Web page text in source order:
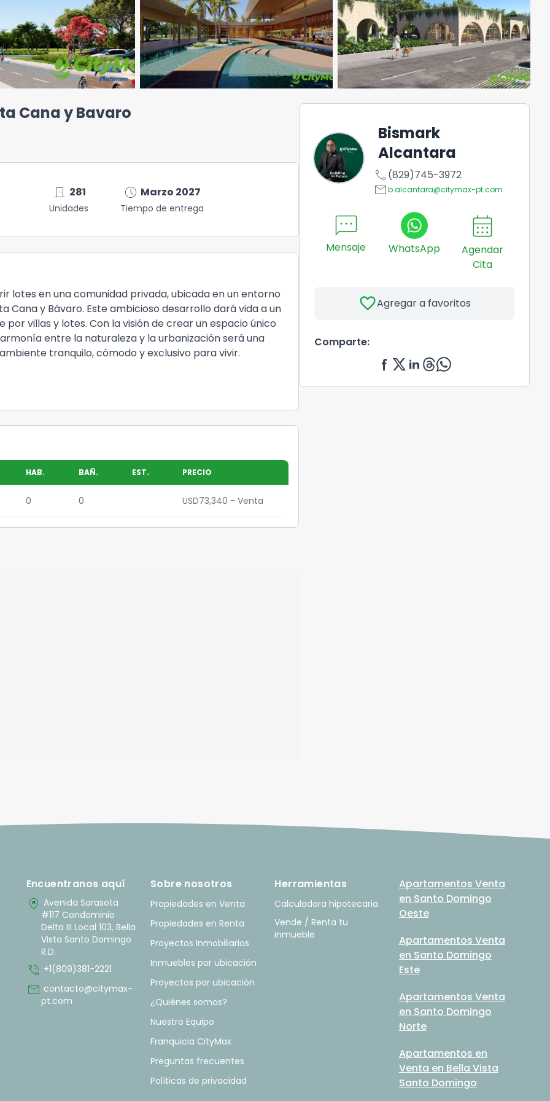
Cana y Bavaro
door_front 281
Unidades
schedule Marzo 2027
Tiempo de entrega
lotes en una comunidad privada, ubicada en un entorno
Canay Bávaro. Este ambicioso desarrollo dará vida a un
porvillas y lotes. Con la visión de crear un espacio único
entre la naturaleza y la urbanización será una
tranquilo, cómodo y exclusivo para vivir.
HAB. BAÑ. EST. PRECIO
0 0 USD73,340 - Venta
Bismark
Alcantara
call (829)745-3972
emailb.alcantara@citymax-pt.com
sms
Mensaje WhatsApp
calendar_month
Agendar
Cita
favoriteAgregar a favoritos
Comparte:
Encuentranos aquí
home_pin Avenida Sarasota
#117 Condominio
Delta III Local 103, Bella
Vista Santo Domingo
R.D.
phone_in_talk +1(809)381-2221
mail contacto@citymax-
pt.com
Sobre nosotros
Propiedades en Venta
Propiedades en Renta
Proyectos Inmobiliarios
Inmuebles por ubicación
Proyectos por ubicación
¿Quiénes somos?
Nuestro Equipo
Franquicia CityMax
Preguntas frecuentes
Políticas de privacidad
Herramientas
Calculadora hipotecaria
Vende / Renta tu
inmueble
Apartamentos Venta
en Santo Domingo
Oeste
Apartamentos Venta
en Santo Domingo
Este
Apartamentos Venta
en Santo Domingo
Norte
Apartamentos en
Venta en Bella Vista
Santo Domingo